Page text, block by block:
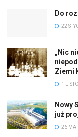
Do
22
„Nic
Ziemi
1
Nowy
już
26